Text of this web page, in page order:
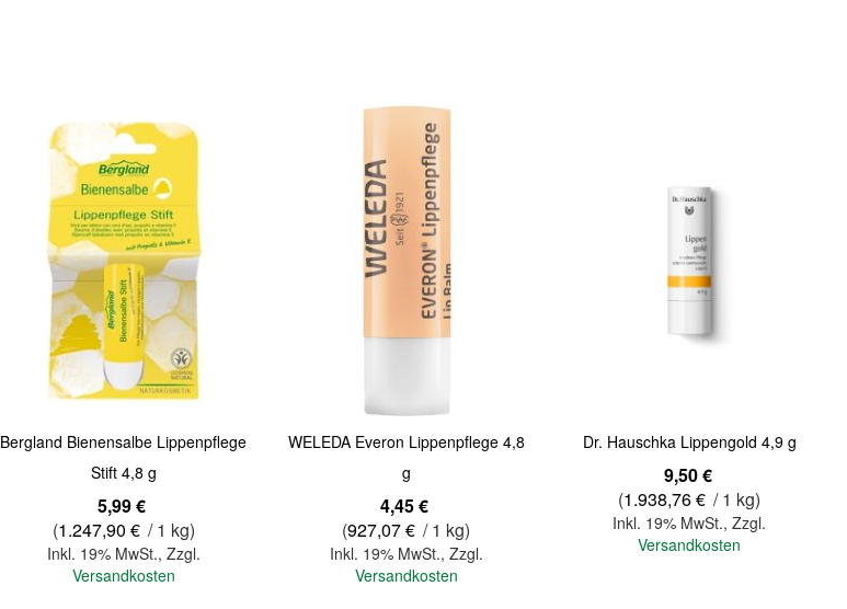
Quickview
Bergland Bienensalbe Lippenpflege
Stift 4,8 g
5,99 €
(1.247,90 € / 1 kg)
Inkl. 19% MwSt., Zzgl.
Versandkosten
WELEDA Everon Lippenpflege 4,8
g
4,45 €
(927,07 € / 1 kg)
Inkl. 19% MwSt., Zzgl.
Versandkosten
Dr. Hauschka Lippengold 4,9 g
9,50 €
(1.938,76 € / 1 kg)
Inkl. 19% MwSt.,Zzgl.
Versandkosten